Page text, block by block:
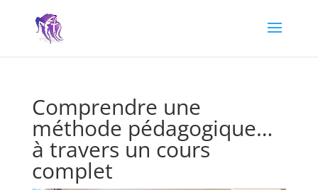
Comprendre une
méthode pédagogique…
à travers un cours
complet